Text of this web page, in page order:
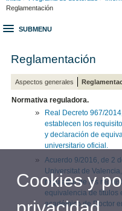
Reglamentación
SUBMENU
Reglamentación
Aspectos generales
Normativa reguladora.
Real Decreto 967/
establecen los
y declaración de
universitario oficial.
Acuerdo 9/2016, de 2
Universitat de
regulador de los
equivalencia de títulos
académico de Doctor
Cookies y